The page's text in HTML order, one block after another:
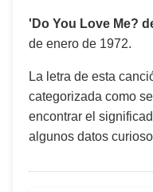
'Do You Love Me?
de enero de 1972.
La letra de esta
categorizada como
encontrar el
algunos datos